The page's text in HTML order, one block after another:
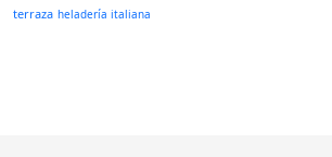
terraza heladería italiana